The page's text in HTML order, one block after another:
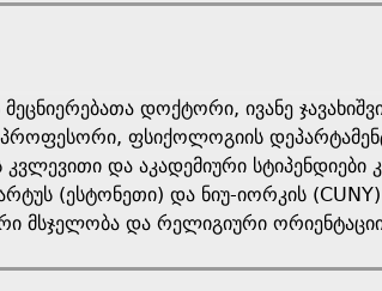
დოქტორი, ივანე
ფსიქოლოგიის
კვლევითი და აკადემიური
(ესტონეთი) და ნიუ-იორკის
მსჯელობა და რელიგიური